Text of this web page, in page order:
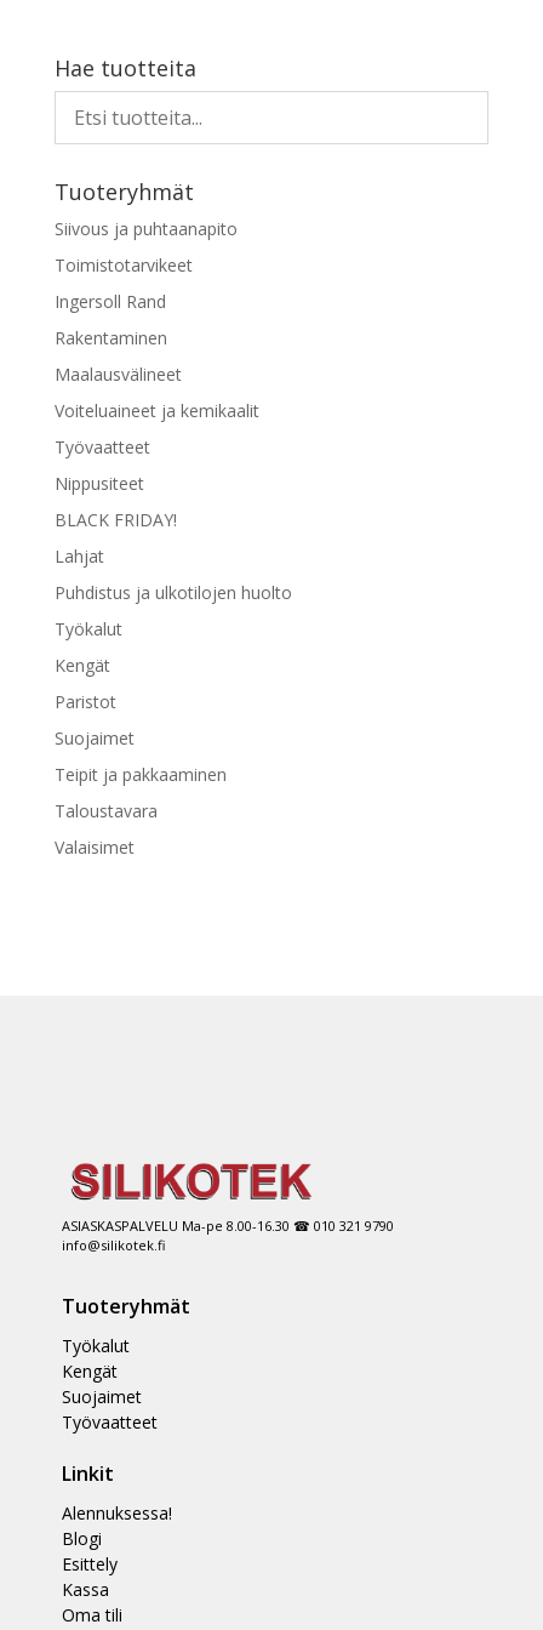
Hae tuotteita
Tuoteryhmät
Siivous ja puhtaanapito
Toimistotarvikeet
Ingersoll Rand
Rakentaminen
Maalausvälineet
Voiteluaineet ja kemikaalit
Työvaatteet
Nippusiteet
BLACK FRIDAY!
Lahjat
Puhdistus ja ulkotilojen huolto
Työkalut
Kengät
Paristot
Suojaimet
Teipit ja pakkaaminen
Taloustavara
Valaisimet
ASIASKASPALVELU Ma-pe 8.00-16.30 ☎ 010 321 9790
info@silikotek.fi
Tuoteryhmät
Työkalut
Kengät
Suojaimet
Työvaatteet
Linkit
Alennuksessa!
Blogi
Esittely
Kassa
Oma tili